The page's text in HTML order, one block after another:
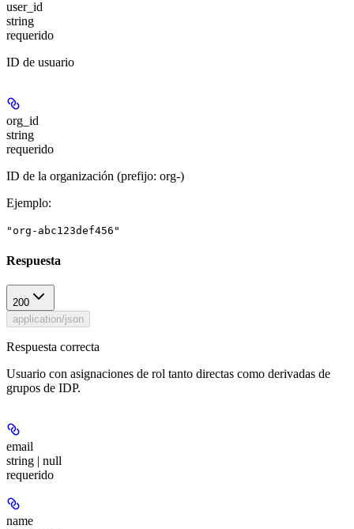
user_id
string
requerido
ID de usuario
org_id
string
requerido
ID de la organización (prefijo: org-)
Ejemplo:
"org-abc123def456"
Respuesta
200
application/json
Respuesta correcta
Usuario con asignaciones de rol tanto directas como derivadas de
grupos de IDP.
email
string | null
requerido
name